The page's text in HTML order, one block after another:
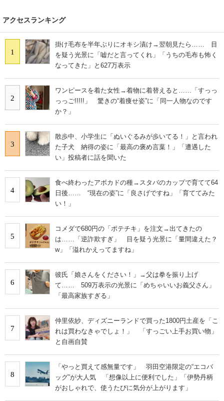
アクセスランキング
1
掛け毛布を半年ぶりにオキシ漬け→翌朝見たら…… 目
を疑う光景に「嘘だと言ってくれ」「うちの毛布も怖く
なってきた」と627万表示
2
ワンピースを着た女性→着物に着替えると……「すっっ
っっご!!!!!」 驚きの“着痩せ姿”に「同一人物なのです
か？」
3
散歩中、小学生に「ぬいぐるみが歩いてる！」と言われ
た子犬 納得の姿に「最高の褒め言葉！」「遭遇した
い」投稿者に話を聞いた
4
食べ終わったアボカドの種→スタバのカップで育てて64
日後…… “現在の姿”に「良さげですね」「育ててみた
い！」
5
コメダで680円の「ポテチキ」を注文→出てきたの
は……「逆詐欺すぎ」 目を疑う光景に「量間違えた？
w」「溢れかえってますね」
6
彼氏「娘さんをください！」→父は拳を振り上げ
て…… 509万表示の光景に「めちゃいいお義父さん」
「最高家族すぎる」
7
仲里依紗、ディズニーランドで買った1800円土産を「こ
れは買わなきゃでしょ！」 「すっごい上手お買い物」
と自画自賛
8
「やっと買えて感無量です」 羽田空港限定の“エコバ
ッグ”が大人気 「想像以上に便利でした」「伊勢丹柄
がおしゃれで、使うたびに気分が上がります」